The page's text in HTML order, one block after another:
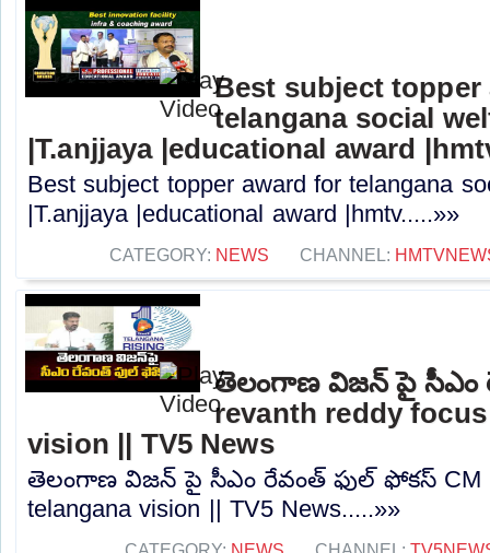
Best subject topper
telangana social
|T.anjjaya |educational award
Best subject topper award for telangana
|T.anjjaya |educational award |hmtv.....»»
CATEGORY: NEWS CHANNEL:
తెలంగాణ విజన్ పై సీఎం
revanth reddy
vision || TV5 News
తెలంగాణ విజన్ పై సీఎం రేవంత్ ఫుల్ ఫోకస్ CM
telangana vision || TV5 News.....»»